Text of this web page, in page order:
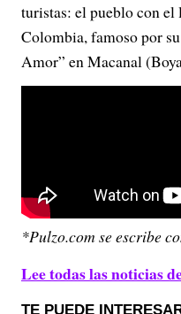
turistas: el pueblo con el
Colombia, famoso por
Amor” en Macanal
*Pulzo.com se escribe
Lee todas las noticias